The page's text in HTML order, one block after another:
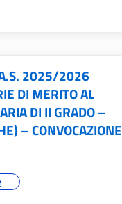
2025/2026
DI MERITO AL
DI II GRADO –
– CONVOCAZIONE